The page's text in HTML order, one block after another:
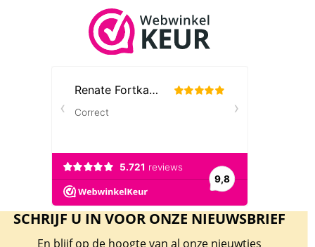
SCHRIJF U IN VOOR ONZE NIEUWSBRIEF
En blijf op de hoogte van al onze nieuwtjes